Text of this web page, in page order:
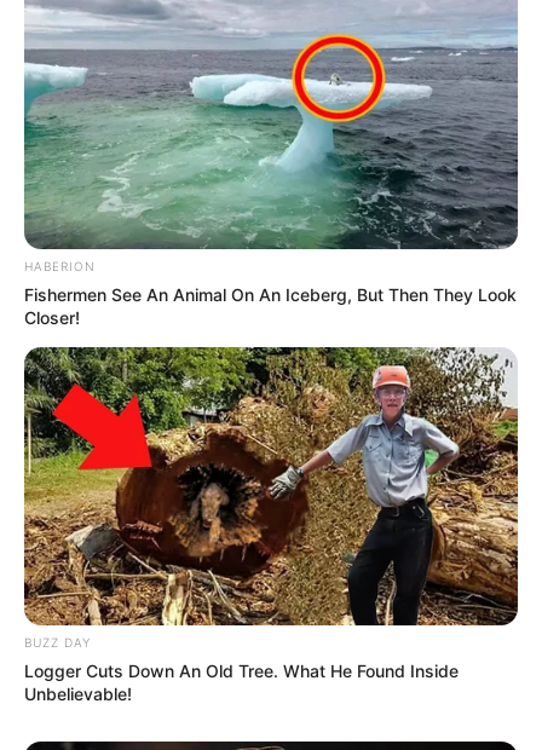
HABERION
Fishermen See An Animal On An Iceberg, But Then They Look
Closer!
BUZZ DAY
Logger Cuts Down An Old Tree. What He Found Inside
Unbelievable!